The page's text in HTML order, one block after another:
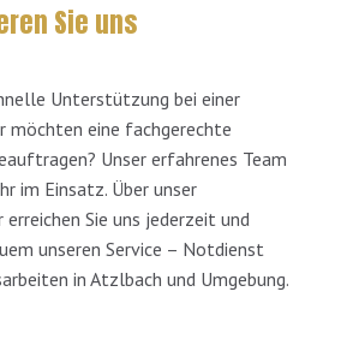
Sie uns
Unterstützung bei einer
möchten eine fachgerechte
Unser erfahrenes Team
im Einsatz. Über unser
Sie uns jederzeit und
unseren Service – Notdienst
in Atzlbach und Umgebung.